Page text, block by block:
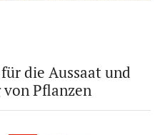
die Aussaat und
Pflanzen